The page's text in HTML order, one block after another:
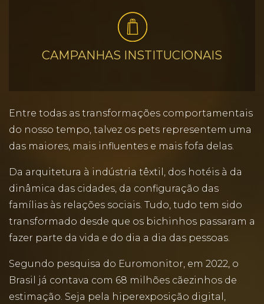
CAMPANHAS INSTITUCIONAIS
Entre todas as transformações comportamentais
do nosso tempo, talvez os pets representem uma
das maiores, mais influentes e mais fofa delas.
Da arquitetura à indústria têxtil, dos hotéis à da
dinâmica das cidades, da configuração das
famílias às relações sociais. Tudo, tudo tem sido
transformado desde que os bichinhos passaram a
fazer parte da vida e do dia a dia das pessoas.
Segundo pesquisa do Euromonitor, em 2022, o
Brasil já contava com 68 milhões cãezinhos de
estimação. Seja pela hiperexposição digital,